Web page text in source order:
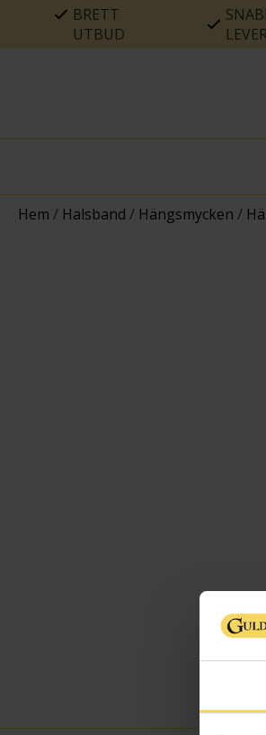
BRETT
UTBUD
Hem / Halsband / Hängsmycken /